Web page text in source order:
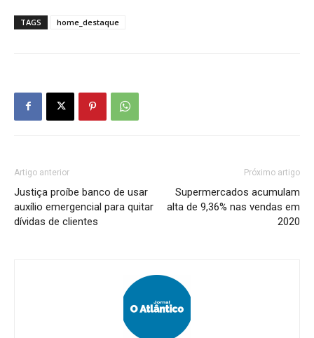
TAGS home_destaque
Artigo anterior
Justiça proíbe banco de usar
auxílio emergencial para quitar
dívidas de clientes
Próximo artigo
Supermercados acumulam
alta de 9,36% nas vendas em
2020